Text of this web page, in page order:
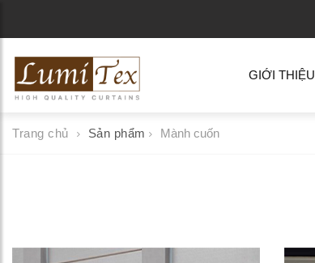
GIỚI THIỆU
Trang chủ Sản phẩm Mành cuốn